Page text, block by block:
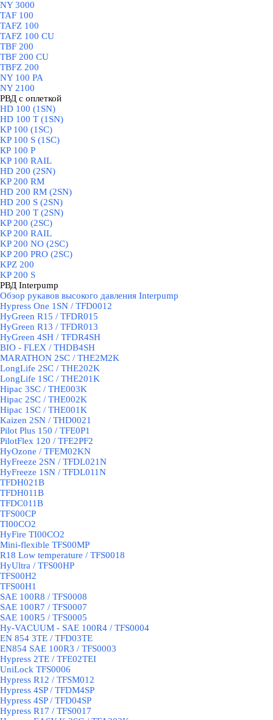
NY 3000
TAF 100
TAFZ 100
TAFZ 100 CU
TBF 200
TBF 200 CU
TBFZ 200
NY 100 PA
NY 2100
РВД с оплеткой
HD 100 (1SN)
HD 100 T (1SN)
KP 100 (1SC)
KP 100 S (1SC)
КР 100 Р
KP 100 RAIL
HD 200 (2SN)
KP 200 RM
HD 200 RM (2SN)
HD 200 S (2SN)
HD 200 T (2SN)
KP 200 (2SC)
KP 200 RAIL
KP 200 NO (2SC)
KP 200 PRO (2SC)
KPZ 200
KP 200 S
РВД Interpump
Обзор рукавов высокого давления Interpump
Hypress One 1SN / TFD0012
HyGreen R15 / TFDR015
HyGreen R13 / TFDR013
HyGreen 4SH / TFDR4SH
BIO - FLEX / THDB4SH
MARATHON 2SC / THE2M2K
LongLife 2SC / THE202K
LongLife 1SC / THE201K
Hipac 3SC / THE003K
Hipac 2SC / THE002K
Hipac 1SC / THE001K
Kaizen 2SN / THD0021
Pilot Plus 150 / TFE0P1
PilotFlex 120 / TFE2PF2
HyOzone / TFEM02KN
HyFreeze 2SN / TFDL021N
HyFreeze 1SN / TFDL011N
TFDH021B
TFDH011B
TFDC011B
TFS00CP
TI00CO2
HyFire TI00CO2
Mini-flexible TFS00MP
R18 Low temperature / TFS0018
HyUltra / TFS00HP
TFS00H2
TFS00H1
SAE 100R8 / TFS0008
SAE 100R7 / TFS0007
SAE 100R5 / TFS0005
Hy-VACUUM - SAE 100R4 / TFS0004
EN 854 3TE / TFD03TE
EN854 SAE 100R3 / TFS0003
Hypress 2TE / TFE02TEI
UniLock TFS0006
Hypress R12 / TFSM012
Hypress 4SP / TFDM4SP
Hypress 4SP / TFD04SP
Hypress R17 / TFS0017